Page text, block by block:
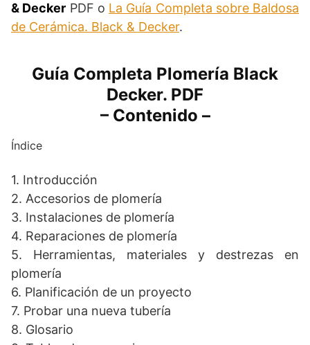
& Decker PDF o La Guía Completa sobre Baldosa
de Cerámica. Black & Decker.
Guía Completa Plomería Black
Decker. PDF
– Contenido –
Índice
1. Introducción
2. Accesorios de plomería
3. Instalaciones de plomería
4. Reparaciones de plomería
5. Herramientas, materiales y destrezas en
plomería
6. Planificación de un proyecto
7. Probar una nueva tubería
8. Glosario